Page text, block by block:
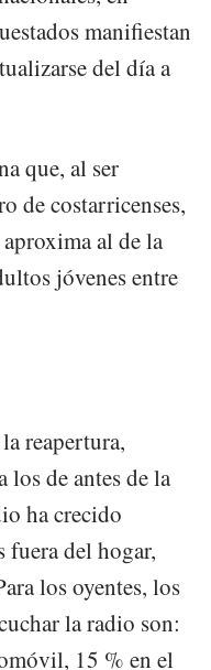
manifiestan
del día a
que, al ser
de costarricenses,
al de la
jóvenes entre
reapertura,
los de antes de la
ha crecido
fuera del hogar,
los oyentes, los
la radio son:
15 % en el